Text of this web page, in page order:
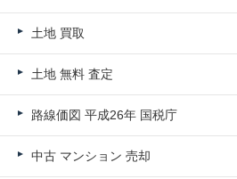
土地 買取
土地 無料 査定
路線価図 平成26年 国税庁
中古 マンション 売却